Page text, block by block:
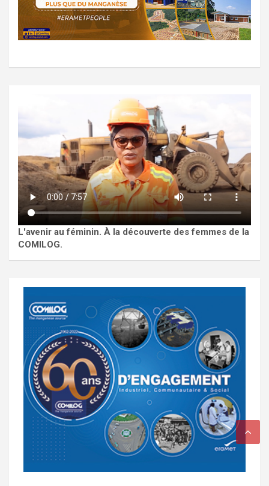
L'avenir au féminin. À la découverte des femmes de la
COMILOG.